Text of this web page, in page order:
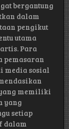
bergantung
dalam
pengikut
utama
Para
pemasaran
media sosial
memiliki
yang
setiap
dalam